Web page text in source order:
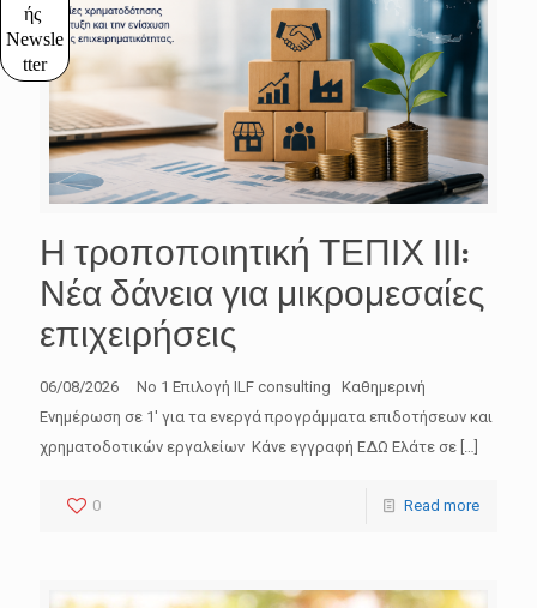
ής
Newsle
tter
Η τροποποιητική ΤΕΠΙΧ ΙΙΙ:
Νέα δάνεια για μικρομεσαίες
επιχειρήσεις
06/08/2026 No 1 Επιλογή ILF consulting Καθημερινή
Ενημέρωση σε 1′ για τα ενεργά προγράμματα επιδοτήσεων και
χρηματοδοτικών εργαλείων Κάνε εγγραφή ΕΔΩ Ελάτε σε
0 Read more